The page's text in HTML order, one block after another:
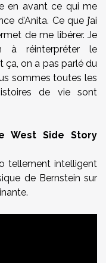
en avant ce qui me
d’Anita. Ce que j’ai
de me libérer. Je
à réinterpréter le
ça, on a pas parlé du
sommes toutes les
de vie sont
West Side Story
tellement intelligent
de Bernstein sur